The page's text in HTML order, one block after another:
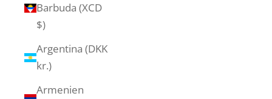
Barbuda (XCD
$)
Argentina (DKK
kr.)
Armenien